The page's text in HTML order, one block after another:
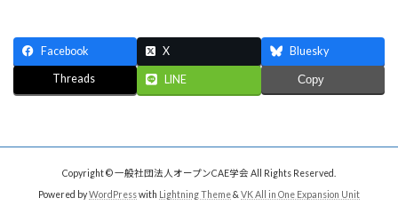
Facebook X Bluesky
Threads LINE Copy
Copyright © 一般社団法人オープンCAE学会 All Rights Reserved.
Powered byWordPresswith Lightning Theme& VK All in One Expansion Unit